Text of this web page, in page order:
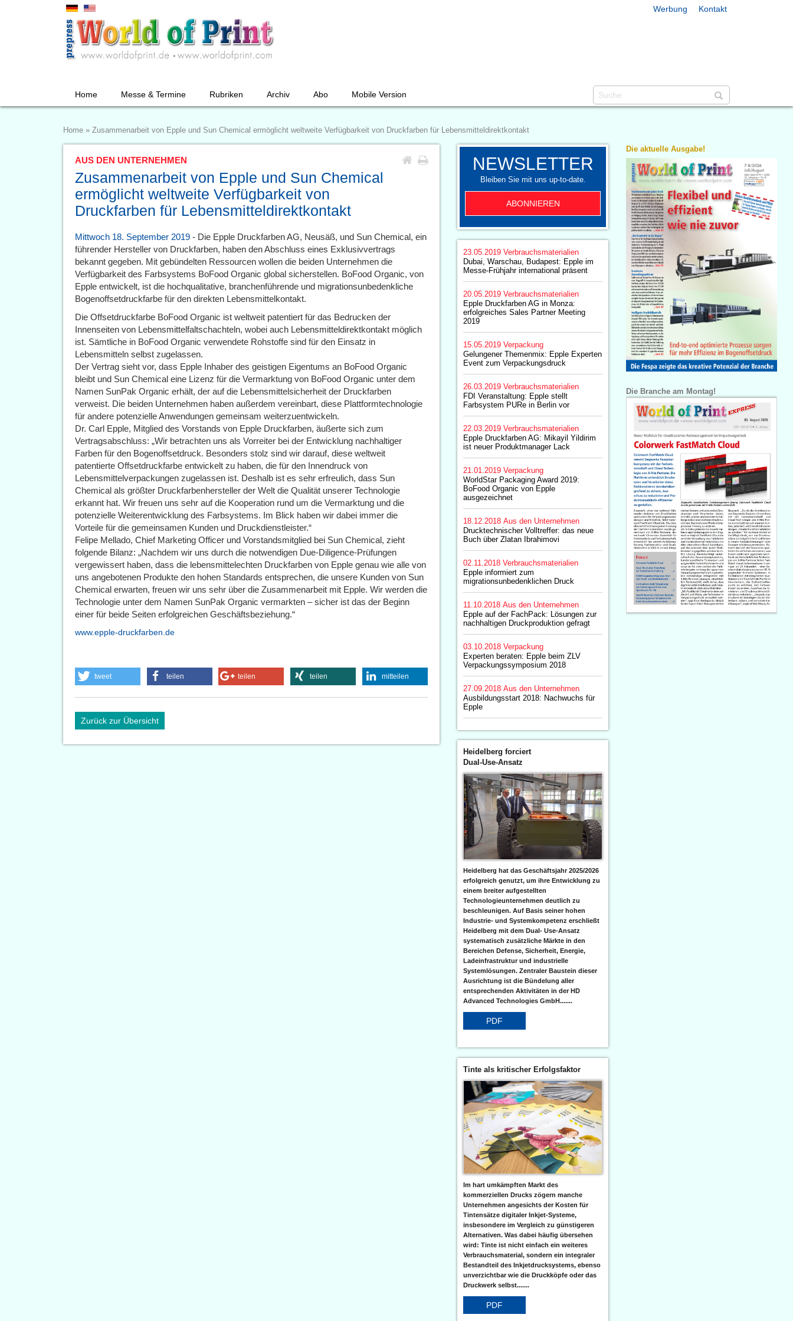
Werbung Kontakt
Home Messe & Termine Rubriken Archiv Abo Mobile Version
Home » Zusammenarbeit von Epple und Sun Chemical ermöglicht weltweite Verfügbarkeit von Druckfarben für Lebensmitteldirektkontakt
AUS DEN UNTERNEHMEN
Zusammenarbeit von Epple und Sun Chemical
ermöglicht weltweite Verfügbarkeit von
Druckfarben für Lebensmitteldirektkontakt
Mittwoch 18. September 2019 - Die Epple Druckfarben AG, Neusäß, und Sun Chemical, ein
führender Hersteller von Druckfarben, haben den Abschluss eines Exklusivvertrags
bekannt gegeben. Mit gebündelten Ressourcen wollen die beiden Unternehmen die
Verfügbarkeit des Farbsystems BoFood Organic global sicherstellen. BoFood Organic, von
Epple entwickelt, ist die hochqualitative, branchenführende und migrationsunbedenkliche
Bogenoffsetdruckfarbe für den direkten Lebensmittelkontakt.
Die Offsetdruckfarbe BoFood Organic ist weltweit patentiert für das Bedrucken der
Innenseiten von Lebensmittelfaltschachteln, wobei auch Lebensmitteldirektkontakt möglich
ist. Sämtliche in BoFood Organic verwendete Rohstoffe sind für den Einsatz in
Lebensmitteln selbst zugelassen.
Der Vertrag sieht vor, dass Epple Inhaber des geistigen Eigentums an BoFood Organic
bleibt und Sun Chemical eine Lizenz für die Vermarktung von BoFood Organic unter dem
Namen SunPak Organic erhält, der auf die Lebensmittelsicherheit der Druckfarben
verweist. Die beiden Unternehmen haben außerdem vereinbart, diese Plattformtechnologie
für andere potenzielle Anwendungen gemeinsam weiterzuentwickeln.
Dr. Carl Epple, Mitglied des Vorstands von Epple Druckfarben, äußerte sich zum
Vertragsabschluss: „Wir betrachten uns als Vorreiter bei der Entwicklung nachhaltiger
Farben für den Bogenoffsetdruck. Besonders stolz sind wir darauf, diese weltweit
patentierte Offsetdruckfarbe entwickelt zu haben, die für den Innendruck von
Lebensmittelverpackungen zugelassen ist. Deshalb ist es sehr erfreulich, dass Sun
Chemical als größter Druckfarbenhersteller der Welt die Qualität unserer Technologie
erkannt hat. Wir freuen uns sehr auf die Kooperation rund um die Vermarktung und die
potenzielle Weiterentwicklung des Farbsystems. Im Blick haben wir dabei immer die
Vorteile für die gemeinsamen Kunden und Druckdienstleister.“
Felipe Mellado, Chief Marketing Officer und Vorstandsmitglied bei Sun Chemical, zieht
folgende Bilanz: „Nachdem wir uns durch die notwendigen Due-Diligence-Prüfungen
vergewissert haben, dass die lebensmittelechten Druckfarben von Epple genau wie alle von
uns angebotenen Produkte den hohen Standards entsprechen, die unsere Kunden von Sun
Chemical erwarten, freuen wir uns sehr über die Zusammenarbeit mit Epple. Wir werden die
Technologie unter dem Namen SunPak Organic vermarkten – sicher ist das der Beginn
einer für beide Seiten erfolgreichen Geschäftsbeziehung.“
www.epple-druckfarben.de
tweet teilen teilen teilen mitteilen
Zurück zur Übersicht
NEWSLETTER
Bleiben Sie mit uns up-to-date.
ABONNIEREN
23.05.2019 Verbrauchsmaterialien
Dubai, Warschau, Budapest: Epple im
Messe-Frühjahr international präsent
20.05.2019 Verbrauchsmaterialien
Epple Druckfarben AG in Monza:
erfolgreiches Sales Partner Meeting
2019
15.05.2019 Verpackung
Gelungener Themenmix: Epple Experten
Event zum Verpackungsdruck
26.03.2019 Verbrauchsmaterialien
FDI Veranstaltung: Epple stellt
Farbsystem PURe in Berlin vor
22.03.2019 Verbrauchsmaterialien
Epple Druckfarben AG: Mikayil Yildirim
ist neuer Produktmanager Lack
21.01.2019 Verpackung
WorldStar Packaging Award 2019:
BoFood Organic von Epple
ausgezeichnet
18.12.2018 Aus den Unternehmen
Drucktechnischer Volltreffer: das neue
Buch über Zlatan Ibrahimovi
02.11.2018 Verbrauchsmaterialien
Epple informiert zum
migrationsunbedenklichen Druck
11.10.2018 Aus den Unternehmen
Epple auf der FachPack: Lösungen zur
nachhaltigen Druckproduktion gefragt
03.10.2018 Verpackung
Experten beraten: Epple beim ZLV
Verpackungssymposium 2018
27.09.2018 Aus den Unternehmen
Ausbildungsstart 2018: Nachwuchs für
Epple
Heidelberg forciert
Dual-Use-Ansatz
Heidelberg hat das Geschäftsjahr 2025/2026
erfolgreich genutzt, um ihre Entwicklung zu
einem breiter aufgestellten
Technologieunternehmen deutlich zu
beschleunigen. Auf Basis seiner hohen
Industrie- und Systemkompetenz erschließt
Heidelberg mit dem Dual- Use-Ansatz
systematisch zusätzliche Märkte in den
Bereichen Defense, Sicherheit, Energie,
Ladeinfrastruktur und industrielle
Systemlösungen. Zentraler Baustein dieser
Ausrichtung ist die Bündelung aller
entsprechenden Aktivitäten in der HD
Advanced Technologies GmbH.......
PDF
Tinte als kritischer Erfolgsfaktor
Im hart umkämpften Markt des
kommerziellen Drucks zögern manche
Unternehmen angesichts der Kosten für
Tintensätze digitaler Inkjet-Systeme,
insbesondere im Vergleich zu günstigeren
Alternativen. Was dabei häufig übersehen
wird: Tinte ist nicht einfach ein weiteres
Verbrauchsmaterial, sondern ein integraler
Bestandteil des Inkjetdrucksystems, ebenso
unverzichtbar wie die Druckköpfe oder das
Druckwerk selbst.......
PDF
Die aktuelle Ausgabe!
Die Branche am Montag!